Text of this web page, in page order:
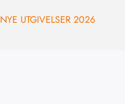
NYE UTGIVELSER 2026